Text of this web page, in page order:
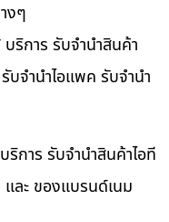
งๆ
ริการ รับจำนำสินค้า
บจำนำไอแพค รับจำนำ
การ รับจำนำสินค้าไอที
ละ ของแบรนด์เนม